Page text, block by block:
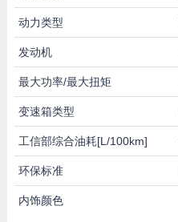
动力类型
发动机
最大功率/最大扭矩
变速箱类型
工信部综合油耗[L/100km]
环保标准
内饰颜色